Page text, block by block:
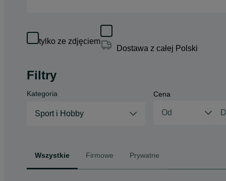
tylko ze zdjęciem
Dostawa z całej Polski
Filtry
Kategoria
Sport i Hobby
Cena
Wszystkie Firmowe Prywatne